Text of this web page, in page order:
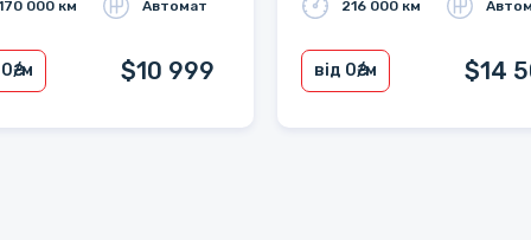
000 км Автомат
₴/м $10 999
216 000 км
від 0₴/м $14